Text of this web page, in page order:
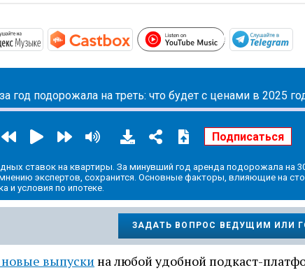
ru/podcast/честное-риэлторское/
https://music.yandex.ru/album/10175988
https://castbox.fm/channel/
https://
год подорожала на треть: что будет с ценами в 2025
ставок на квартиры. За минувший год аренда подорожала на
экспертов, сохранится. Основные факторы, влияющие на
и условия по ипотеке.
ЗАДАТЬ ВОПРОС ВЕДУЩИМ ИЛИ
выпускина любой удобной подкаст-